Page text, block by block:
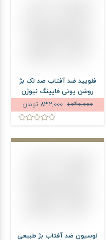
فلویید ضد آفتاب ضد لک بژ
روشن یونی فایینگ نیوژن
آردن سولاریس SPF50 حجم
75 میلی لیتر
1,040,000
832,000 تومان
لوسیون ضد آفتاب بژ طبیعی